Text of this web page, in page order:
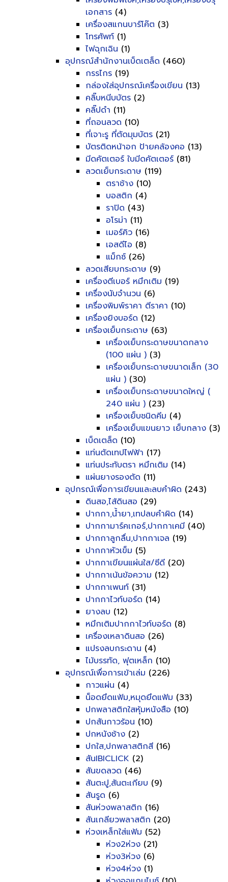
เอกสาร (4)
เครื่องสแกนบาร์โค๊ต (3)
โทรศัพท์ (1)
ไฟฉุกเฉิน (1)
อุปกรณ์สำนักงานเบ็ดเตล็ด (460)
กรรไกร (19)
กล่องใส่อุปกรณ์เครื่องเขียน (13)
คลิ๊บหนีบบัตร (2)
คลิ๊ปดำ (11)
ที่ถอนลวด (10)
ที่เจาะรู ที่ตัดมุมบัตร (21)
บัตรติดหน้าอก ป้ายคล้องคอ (13)
มีดคัตเตอร์ ใบมีดคัตเตอร์ (81)
ลวดเย็บกระดาษ (119)
ตราช้าง (10)
บอสติก (4)
ราปิด (43)
อโรม่า (11)
เมอร์คิว (16)
เอสดีไอ (8)
แม็กซ์ (26)
ลวดเสียบกระดาษ (9)
เครื่องตีเบอร์ หมึกเติม (19)
เครื่องนับจำนวน (6)
เครื่องพิมพ์ราคา ตีราคา (10)
เครื่องยิงบอร์ด (12)
เครื่องเย็บกระดาษ (63)
เครื่องเย็บกระดาษขนาดกลาง
(100 แผ่น ) (3)
เครื่องเย็บกระดาษขนาดเล็ก (30
แผ่น ) (30)
เครื่องเย็บกระดาษขนาดใหญ่ (
240 แผ่น ) (23)
เครื่องเย็บชนิดคีม (4)
เครื่องเย็บแขนยาว เย็บกลาง (3)
เบ็ดเตล็ด (10)
แท่นตัดเทปไฟฟ้า (17)
แท่นประทับตรา หมึกเติม (14)
แผ่นยางรองตัด (11)
อุปกรณ์เพื่อการเขียนและลบคำผิด (243)
ดินสอ,ไส้ดินสอ (29)
ปากกา,น้ำยา,เทปลบคำผิด (14)
ปากกามาร์คเกอร์,ปากกาเคมี (40)
ปากกาลูกลื่น,ปากกาเจล (19)
ปากกาหัวเข็ม (5)
ปากกาเขียนแผ่นใส/ซีดี (20)
ปากกาเน้นข้อความ (12)
ปากกาเพนท์ (31)
ปากกาไวท์บอร์ด (14)
ยางลบ (12)
หมึกเติมปากกาไวท์บอร์ด (8)
เครื่องเหลาดินสอ (26)
แปรงลบกระดาน (4)
ไม้บรรทัด, ฟุตเหล็ก (10)
อุปกรณ์เพื่อการเข้าเล่ม (226)
กาวแผ่น (4)
น็อดยึดแฟ้ม,หมุดยึดแฟ้ม (33)
ปกพลาสติกใสหุ้มหนังสือ (10)
ปกสันกาวร้อน (10)
ปกหนังช้าง (2)
ปกใส,ปกพลาสติกสี (16)
สันIBICLICK (2)
สันขดลวด (46)
สันตะปู,สันตะเกียบ (9)
สันรูด (6)
สันห่วงพลาสติก (16)
สันเกลียวพลาสติก (20)
ห่วงเหล็กใส่แฟ้ม (52)
ห่วง2ห่วง (21)
ห่วง3ห่วง (6)
ห่วง4ห่วง (1)